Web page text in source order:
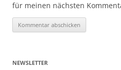
für meinen nächsten
NEWSLETTER